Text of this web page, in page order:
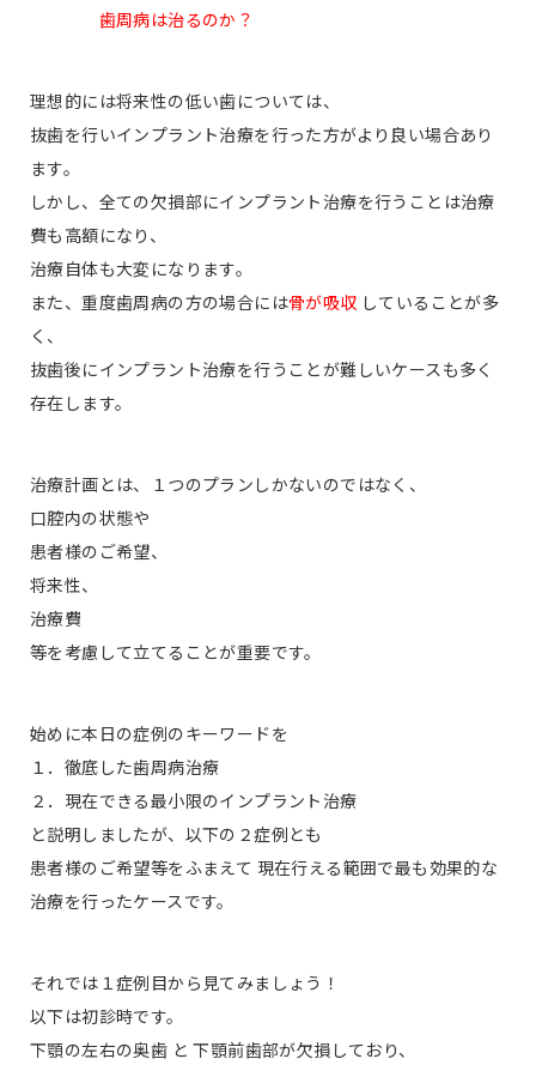
歯周病は治るのか？
理想的には将来性の低い歯については、
抜歯を行いインプラント治療を行った方がより良い場合あり
ます。
しかし、全ての欠損部にインプラント治療を行うことは治療
費も高額になり、
治療自体も大変になります。
また、重度歯周病の方の場合には骨が吸収 していることが多
く、
抜歯後にインプラント治療を行うことが難しいケースも多く
存在します。
治療計画とは、１つのプランしかないのではなく、
口腔内の状態や
患者様のご希望、
将来性、
治療費
等を考慮して立てることが重要です。
始めに本日の症例のキーワードを
１．徹底した歯周病治療
２．現在できる最小限のインプラント治療
と説明しましたが、以下の２症例とも
患者様のご希望等をふまえて 現在行える範囲で最も効果的な
治療を行ったケースです。
それでは１症例目から見てみましょう！
以下は初診時です。
下顎の左右の奥歯 と 下顎前歯部が欠損しており、